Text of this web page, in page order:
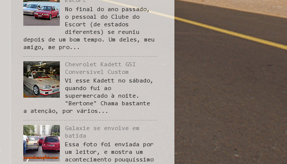
No final do ano passado,
o pessoal do Clube do
Escort (de estados
diferentes) se reuniu
depois de um bom tempo. Um deles, meu
amigo, me pro...
Chevrolet Kadett GSI
Conversível Custom
Vi esse Kadett no sábado,
quando fui ao
supermercado à noite.
"Bertone" Chama bastante
a atenção, por vários...
Galaxie se envolve em
batida
Essa foto foi enviada por
um leitor, e mostra um
acontecimento pouquíssimo